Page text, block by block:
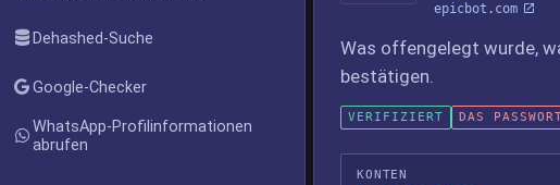
Dehashed-Suche
Google-Checker
WhatsApp-Profilinformationen
abrufen
epicbot.com
Was offengelegt wurde,
bestätigen.
VERIFIZIERT DAS
KONTEN